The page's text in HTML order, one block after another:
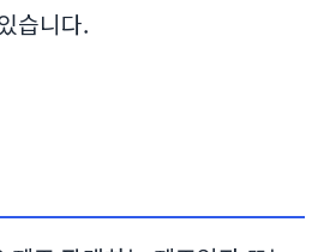
습니다.